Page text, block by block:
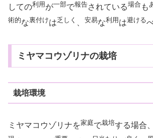
しての利用 が一部で報告されている場合 も
術的な裏付けは乏しく 、 安易な利用 は避ける
ミヤマコウゾリナの栽培
栽培環境
ミヤマコウゾリナを家庭で栽培する場合、